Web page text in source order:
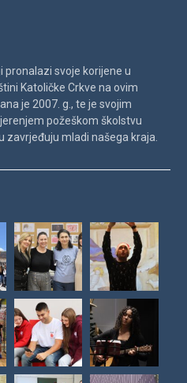
pronalazi svoje korijene u
Katoličke Crkve na ovim
je 2007. g., te je svojim
požeškom školstvu
zavrjeđuju mladi našega kraja.